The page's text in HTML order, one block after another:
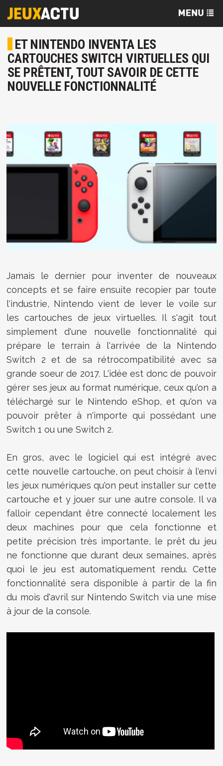
ET NINTENDO INVENTA LES
CARTOUCHES SWITCH VIRTUELLES QUI
SE PRÊTENT, TOUT SAVOIR DE CETTE
NOUVELLE FONCTIONNALITÉ
Jamais le dernier pour inventer de nouveaux
concepts et se faire ensuite recopier par toute
l'industrie, Nintendo vient de lever le voile sur
les cartouches de jeux virtuelles. Il s'agit tout
simplement d'une nouvelle fonctionnalité qui
prépare le terrain à l'arrivée de la Nintendo
Switch 2 et de sa rétrocompatibilité avec sa
grande soeur de 2017. L'idée est donc de pouvoir
gérer ses jeux au format numérique, ceux qu'on a
téléchargé sur le Nintendo eShop, et qu'on va
pouvoir prêter à n'importe qui possédant une
Switch 1 ou une Switch 2.
En gros, avec le logiciel qui est intégré avec
cette nouvelle cartouche, on peut choisir à l'envi
les jeux numériques qu'on peut installer sur cette
cartouche et y jouer sur une autre console. Il va
falloir cependant être connecté localement les
deux machines pour que cela fonctionne et
petite précision très importante, le prêt du jeu
ne fonctionne que durant deux semaines, après
quoi le jeu est automatiquement rendu. Cette
fonctionnalité sera disponible à partir de la fin
du mois d'avril sur Nintendo Switch via une mise
à jour de la console.